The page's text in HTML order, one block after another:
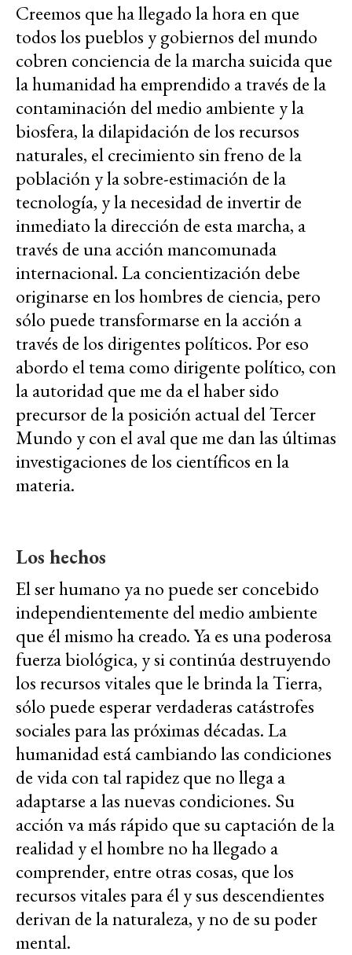
Creemos que ha llegado la hora en que
todos los pueblos y gobiernos del mundo
cobren conciencia de la marcha suicida que
la humanidad ha emprendido a través de la
contaminación del medio ambiente y la
biosfera, la dilapidación de los recursos
naturales, el crecimiento sin freno de la
población y la sobre-estimación de la
tecnología, y la necesidad de invertir de
inmediato la dirección de esta marcha, a
través de una acción mancomunada
internacional. La concientización debe
originarse en los hombres de ciencia, pero
sólo puede transformarse en la acción a
través de los dirigentes políticos. Por eso
abordo el tema como dirigente político, con
la autoridad que me da el haber sido
precursor de la posición actual del Tercer
Mundo y con el aval que me dan las últimas
investigaciones de los científicos en la
materia.
Los hechos
El ser humano ya no puede ser concebido
independientemente del medio ambiente
que él mismo ha creado. Ya es una poderosa
fuerza biológica, y si continúa destruyendo
los recursos vitales que le brinda la Tierra,
sólo puede esperar verdaderas catástrofes
sociales para las próximas décadas. La
humanidad está cambiando las condiciones
de vida con tal rapidez que no llega a
adaptarse a las nuevas condiciones. Su
acción va más rápido que su captación de la
realidad y el hombre no ha llegado a
comprender, entre otras cosas, que los
recursos vitales para él y sus descendientes
derivan de la naturaleza, y no de su poder
mental.